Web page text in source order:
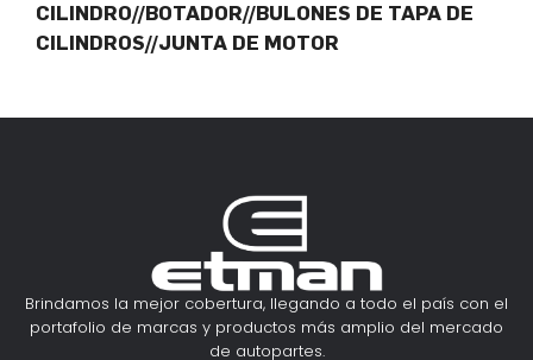
CILINDRO//BOTADOR//BULONES DE TAPA DE
CILINDROS//JUNTA DE MOTOR
Brindamos la mejor cobertura, llegando a todo el país con el
portafolio de marcas y productos más amplio del mercado
de autopartes.